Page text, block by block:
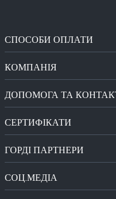
СПОСОБИ ОПЛАТИ
КОМПАНІЯ
ДОПОМОГА ТА
СЕРТИФІКАТИ
ГОРДІ ПАРТНЕРИ
СОЦ.МЕДІА